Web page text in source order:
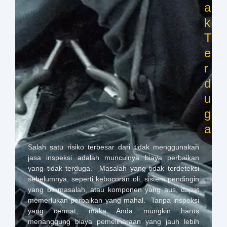
a
k
T
e
r
d
u
g
a
Salah satu risiko terbesar dari tidak menggunakan
jasa inspeksi adalah munculnya biaya perbaikan
yang tidak terduga. Masalah yang tidak terdeteksi
sebelumnya, seperti kebocoran oli, sistem pendingin
yang bermasalah, atau komponen yang aus, dapat
memerlukan perbaikan yang mahal. Tanpa inspeksi
yang cermat, maka Anda mungkin harus
menanggung biaya pemeliharaan yang jauh lebih